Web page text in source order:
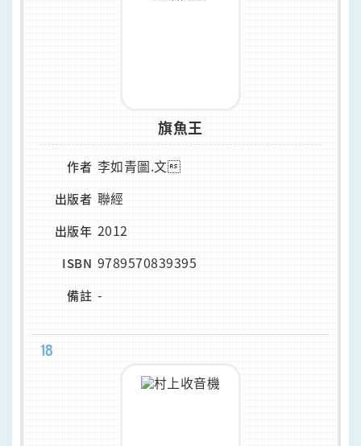
旗魚王
作者 李如青圖.文
出版者 聯經
出版年 2012
ISBN 9789570839395
備註 -
18